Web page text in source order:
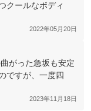
クールなボディ
2022年05月20日
がった急坂も安定
ですが、一度四
2023年11月18日